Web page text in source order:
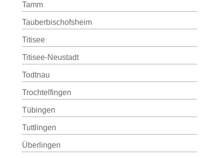
Tamm
Tauberbischofsheim
Titisee
Titisee-Neustadt
Todtnau
Trochtelfingen
Tübingen
Tuttlingen
Überlingen